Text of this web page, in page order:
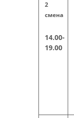
2
смена
14.00-
19.00